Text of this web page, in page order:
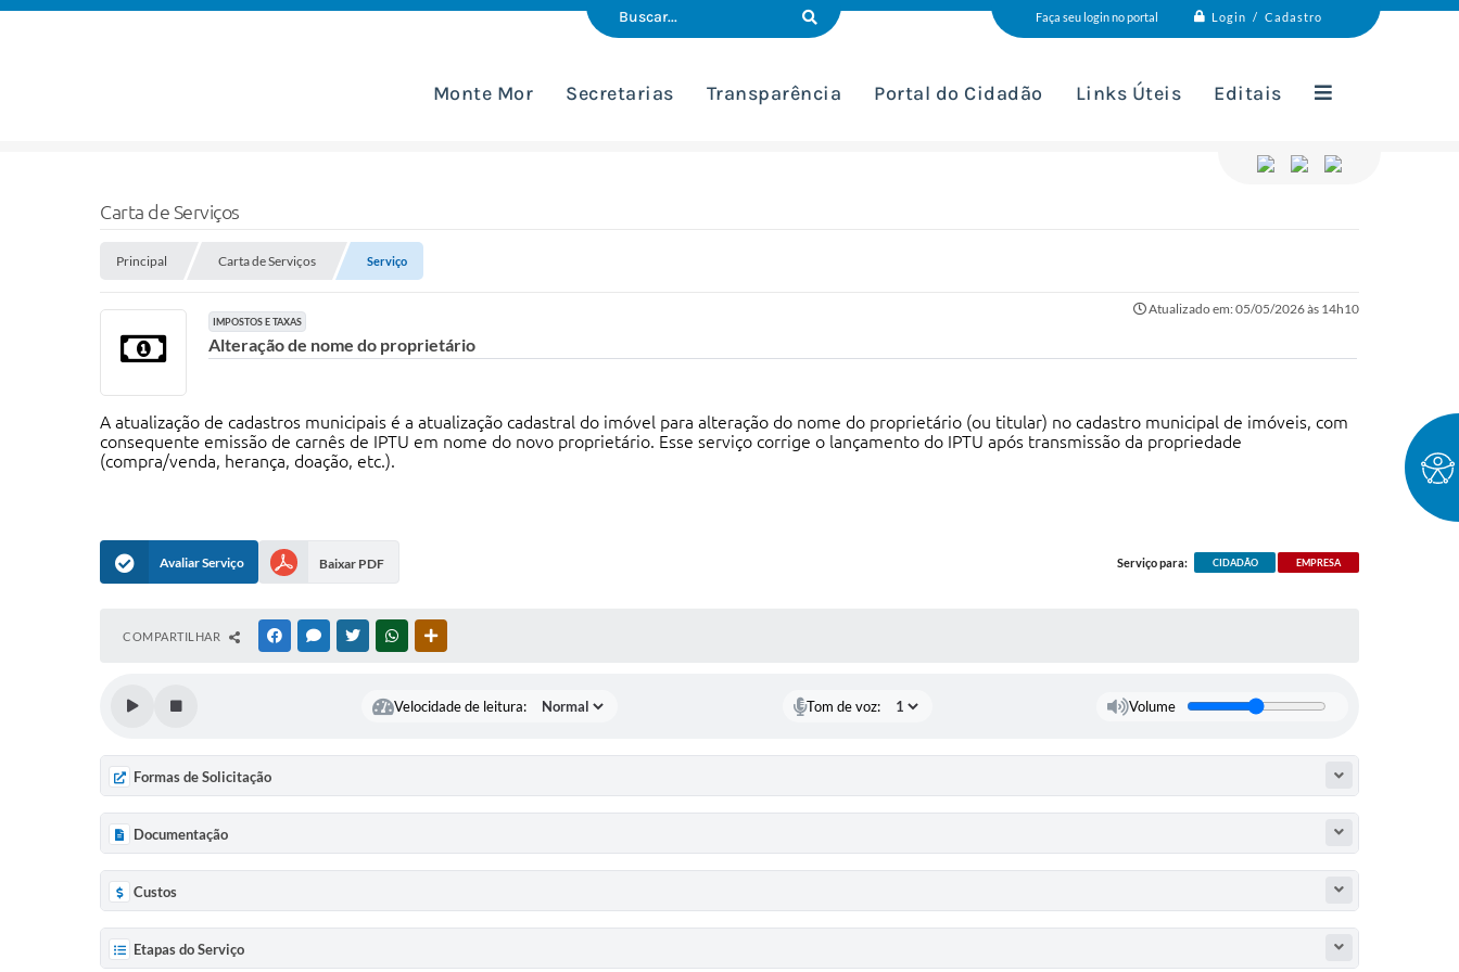
Faça seu login no portal Login / Cadastro
Monte Mor Secretarias Transparência Portal do Cidadão Links Úteis Editais
Carta de Serviços
Principal Carta de Serviços Serviço
Atualizado em: 05/05/2026 às 14h10
IMPOSTOS E TAXAS
Alteração de nome do proprietário
A atualização de cadastros municipais é a atualização cadastral do imóvel para alteração do nome do proprietário (ou titular) no cadastro municipal de imóveis, com
consequente emissão de carnês de IPTU em nome do novo proprietário. Esse serviço corrige o lançamento do IPTU após transmissão da propriedade
(compra/venda, herança, doação, etc.).
Avaliar Serviço Baixar PDF Serviço para: CIDADÃO EMPRESA
COMPARTILHAR FACEBOOKMESSENGER
TWITTERWHATSAPP
Velocidade de leitura: Tom de voz: Volume
Formas de Solicitação
Documentação
Custos
Etapas do Serviço